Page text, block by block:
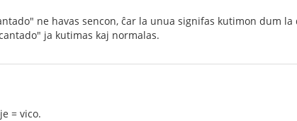
ne havas sencon, ĉar la unua signifas kutimon dum
ja kutimas kaj normalas.
= vico.